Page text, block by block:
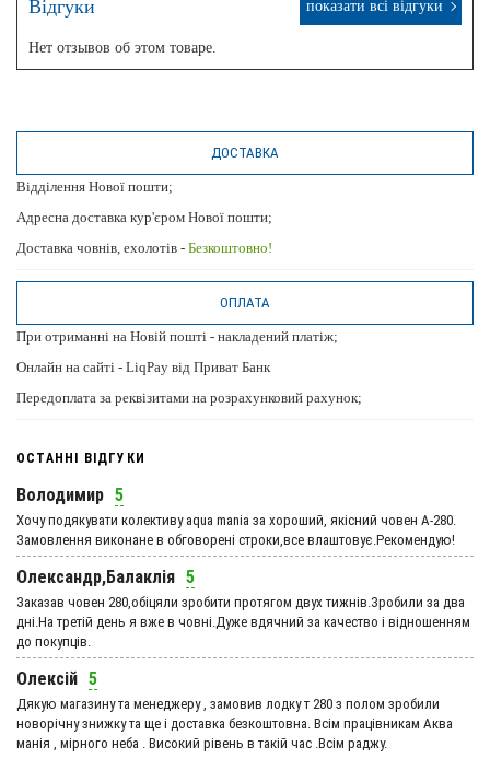
Відгуки показати всі відгуки
Нет отзывов об этом товаре.
ДОСТАВКА
Відділення Нової пошти;
Адресна доставка кур'єром Нової пошти;
Доставка човнів, ехолотів - Безкоштовно!
ОПЛАТА
При отриманні на Новій пошті - накладений платіж;
Онлайн на сайті - LiqPay від Приват Банк
Передоплата за реквізитами на розрахунковий рахунок;
ОСТАННІ ВІДГУКИ
Володимир 5
Хочу подякувати колективу aqua mania за хороший, якісний човен А-280.
Замовлення виконане в обговорені строки,все влаштовує.Рекомендую!
Олександр,Балаклія 5
Заказав човен 280,обіцяли зробити протягом двух тижнів.Зробили за два
дні.На третій день я вже в човні.Дуже вдячний за качество і відношенням
до покупців.
Олексій 5
Дякую магазину та менеджеру , замовив лодку т 280 з полом зробили
новорічну знижку та ще і доставка безкоштовна. Всім працівникам Аква
манія , мірного неба . Високий рівень в такій час .Всім раджу.